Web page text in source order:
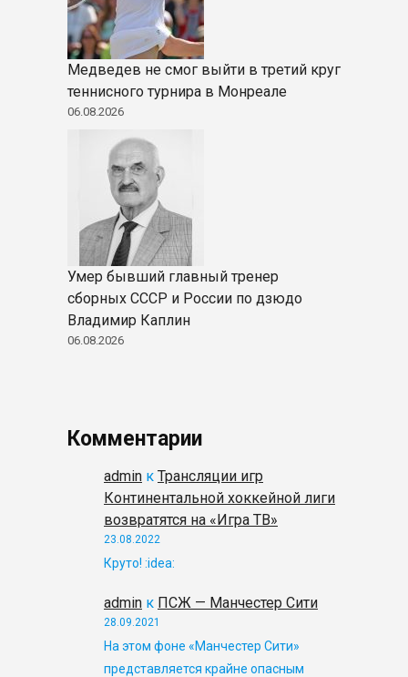
Медведев не смог выйти в третий круг
теннисного турнира в Монреале
06.08.2026
Умер бывший главный тренер
сборных СССР и России по дзюдо
Владимир Каплин
06.08.2026
Комментарии
admin к Трансляции игр
Континентальной хоккейной лиги
возвратятся на «Игра ТВ»
23.08.2022
Круто! :idea:
admin к ПСЖ — Манчестер Сити
28.09.2021
На этом фоне «Манчестер Сити»
представляется крайне опасным